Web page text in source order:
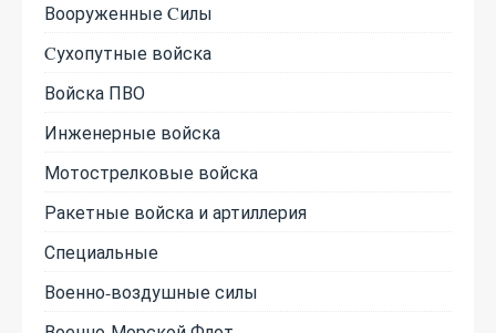
Вооруженные Cилы
Cухопутные войска
Войска ПВО
Инженерные войска
Мотострелковые войска
Ракетные войска и артиллерия
Специальные
Военно-воздушные силы